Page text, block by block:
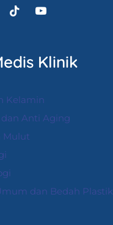
Klinik
Kelamin
dan Anti Aging
Mulut
dan Bedah Plastik